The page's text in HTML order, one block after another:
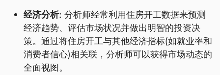
经济分析: 分析师经常利用住房开工数据来预测
经济趋势、评估市场状况并做出明智的投资决
策。通过将住房开工与其他经济指标(如就业率和
消费者信心)相关联，分析师可以获得市场动态的
全面视图。